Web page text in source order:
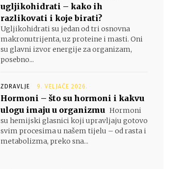
ugljikohidrati – kako ih
razlikovati i koje birati?
Ugljikohidrati su jedan od tri osnovna
makronutrijenta, uz proteine i masti. Oni
su glavni izvor energije za organizam,
posebno...
ZDRAVLJE 9. VELJAČE 2026.
Hormoni – što su hormoni i kakvu
ulogu imaju u organizmu Hormoni
su hemijski glasnici koji upravljaju gotovo
svim procesima u našem tijelu – od rasta i
metabolizma, preko sna...